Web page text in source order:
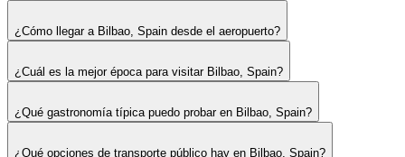
¿Cómo llegar a Bilbao, Spain desde el aeropuerto?
¿Cuál es la mejor época para visitar Bilbao, Spain?
¿Qué gastronomía típica puedo probar en Bilbao, Spain?
¿Qué opciones de transporte público hay en Bilbao, Spain?